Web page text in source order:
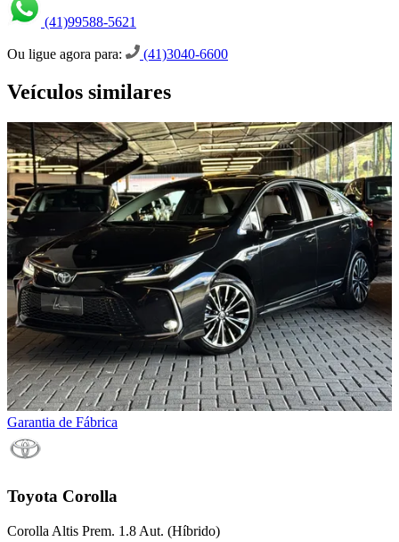
(41)99588-5621
Ou ligue agora para: (41)3040-6600
Veículos similares
Garantia de Fábrica
Toyota Corolla
Corolla Altis Prem. 1.8 Aut. (Híbrido)